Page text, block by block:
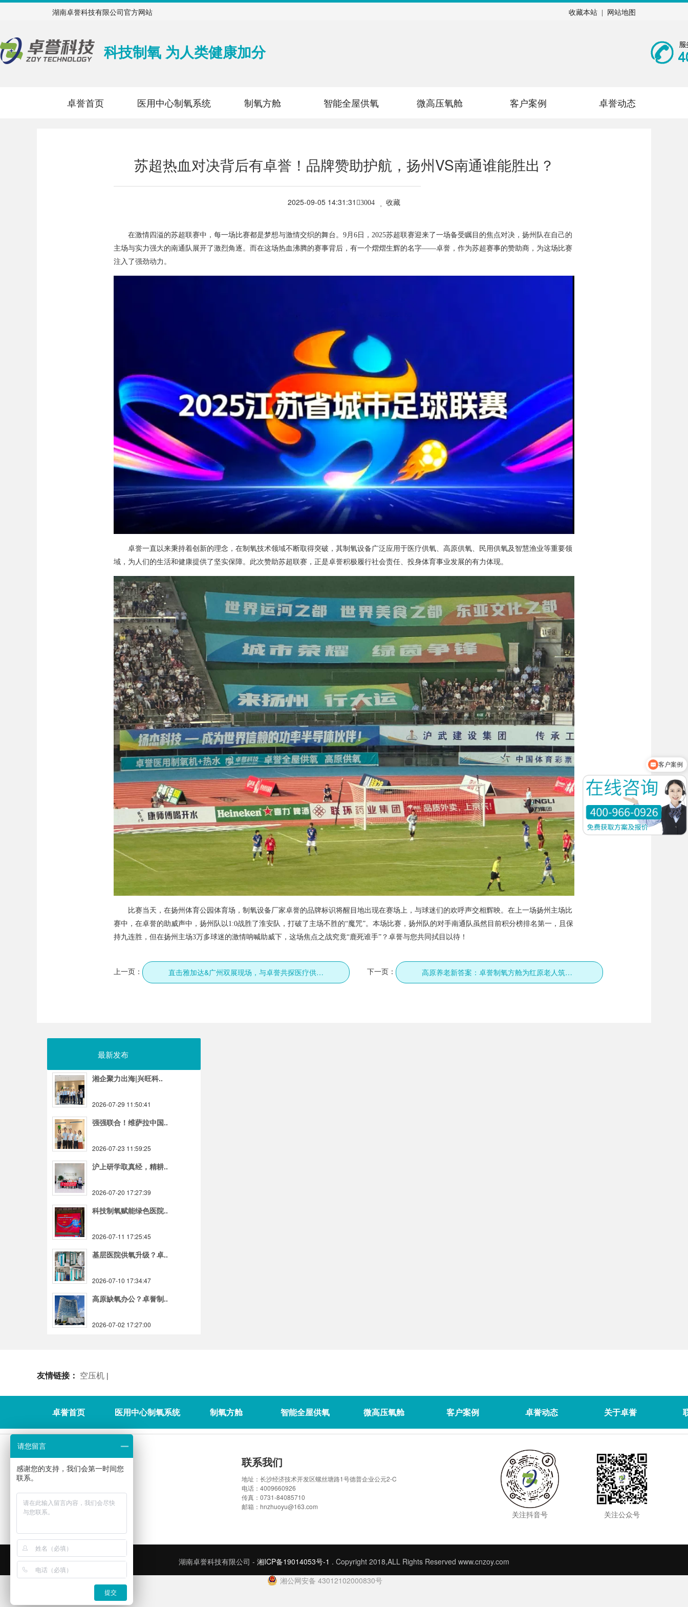
湖南卓誉科技有限公司官方网站 收藏本站 网站地图
科技制氧 为人类健康加分
卓誉首页 医用中心制氧系统 制氧方舱 智能全屋供氧 微高压氧舱 客户案例 卓誉动态
苏超热血对决背后有卓誉！品牌赞助护航，扬州VS南通谁能胜出？
2025-09-05 14:31:31 3004 收藏
在激情四溢的苏超联赛中，每一场比赛都是梦想与激情交织的舞台。9月6日，2025苏超联赛迎来了一场备受瞩目的焦点对决，扬州队在自己的
主场与实力强大的南通队展开了激烈角逐。而在这场热血沸腾的赛事背后，有一个熠熠生辉的名字——卓誉，作为苏超赛事的赞助商，为这场比赛
注入了强劲动力。
卓誉一直以来秉持着创新的理念，在制氧技术领域不断取得突破，其制氧设备广泛应用于医疗供氧、高原供氧、民用供氧及智慧渔业等重要领
域，为人们的生活和健康提供了坚实保障。此次赞助苏超联赛，正是卓誉积极履行社会责任、投身体育事业发展的有力体现。
比赛当天，在扬州体育公园体育场，制氧设备厂家卓誉的品牌标识将醒目地出现在赛场上，与球迷们的欢呼声交相辉映。在上一场扬州主场比
赛中，在卓誉的助威声中，扬州队以1:0战胜了淮安队，打破了主场不胜的“魔咒”。本场比赛，扬州队的对手南通队虽然目前积分榜排名第一，且保
持九连胜，但在扬州主场3万多球迷的激情呐喊助威下，这场焦点之战究竟“鹿死谁手”？卓誉与您共同拭目以待！
上一页： 直击雅加达&广州双展现场，与卓誉共探医疗供氧领域的新机遇 下一页： 高原养老新答案：卓誉制氧方舱为红原老人筑起 “富氧圈”
最新发布
湘企聚力出海|兴旺科..
2026-07-29 11:50:41
强强联合！维萨拉中国..
2026-07-23 11:59:25
沪上研学取真经，精耕..
2026-07-20 17:27:39
科技制氧赋能绿色医院..
2026-07-11 17:25:45
基层医院供氧升级？卓..
2026-07-10 17:34:47
高原缺氧办公？卓誉制..
2026-07-02 17:27:00
友情链接： 空压机 |
卓誉首页 医用中心制氧系统 制氧方舱 智能全屋供氧 微高压氧舱 客户案例 卓誉动态 关于卓誉
联系我们
地址：长沙经济技术开发区螺丝塘路1号德普企业公元2-C
电话：4009660926
传真：0731-84085710
邮箱：hnzhuoyu@163.com
关注抖音号 关注公众号
湖南卓誉科技有限公司 - 湘ICP备19014053号-1 . Copyright 2018,ALL Rights Reserved www.cnzoy.com
湘公网安备 43012102000830号
产品资料
客户案例
请您留言
感谢您的支持，我们会第一时间您
联系。
提交